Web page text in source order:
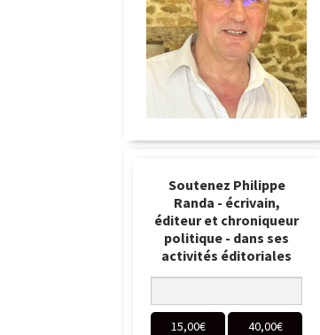
Soutenez Philippe
Randa - écrivain,
éditeur et chroniqueur
politique - dans ses
activités éditoriales
15,00€ 40,00€